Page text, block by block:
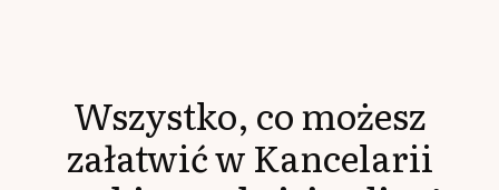
Wszystko, co możesz
załatwić w Kancelarii